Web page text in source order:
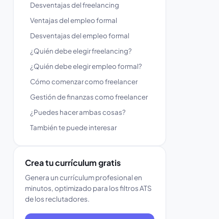
Desventajas del freelancing
Ventajas del empleo formal
Desventajas del empleo formal
¿Quién debe elegir freelancing?
¿Quién debe elegir empleo formal?
Cómo comenzar como freelancer
Gestión de finanzas como freelancer
¿Puedes hacer ambas cosas?
También te puede interesar
Crea tu currículum gratis
Genera un currículum profesional en
minutos, optimizado para los filtros ATS
de los reclutadores.